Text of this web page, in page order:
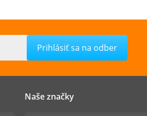
Naše značky